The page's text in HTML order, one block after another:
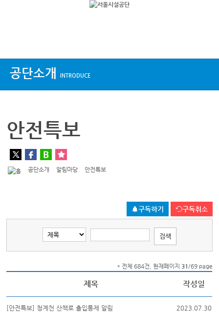
공단소개 INTRODUCE
안전특보
공단소개 알림마당 안전특보
구독하기 구독취소
* 전체 684건, 현재페이지 31/69 page
제목 작성일
[안전특보] 청계천 산책로 출입통제 알림 2023.07.30